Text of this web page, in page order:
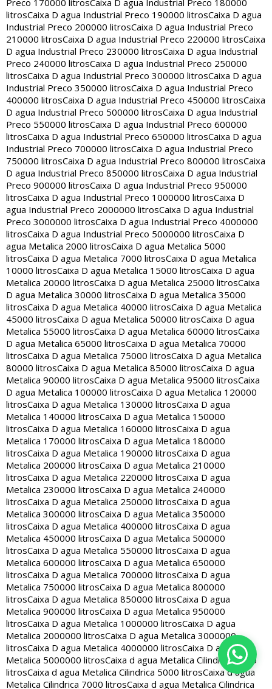
Preco 170000 litrosCaixa D agua Industrial Preco 180000
litrosCaixa D agua Industrial Preco 190000 litrosCaixa D agua
Industrial Preco 200000 litrosCaixa D agua Industrial Preco
210000 litrosCaixa D agua Industrial Preco 220000 litrosCaixa
D agua Industrial Preco 230000 litrosCaixa D agua Industrial
Preco 240000 litrosCaixa D agua Industrial Preco 250000
litrosCaixa D agua Industrial Preco 300000 litrosCaixa D agua
Industrial Preco 350000 litrosCaixa D agua Industrial Preco
400000 litrosCaixa D agua Industrial Preco 450000 litrosCaixa
D agua Industrial Preco 500000 litrosCaixa D agua Industrial
Preco 550000 litrosCaixa D agua Industrial Preco 600000
litrosCaixa D agua Industrial Preco 650000 litrosCaixa D agua
Industrial Preco 700000 litrosCaixa D agua Industrial Preco
750000 litrosCaixa D agua Industrial Preco 800000 litrosCaixa
D agua Industrial Preco 850000 litrosCaixa D agua Industrial
Preco 900000 litrosCaixa D agua Industrial Preco 950000
litrosCaixa D agua Industrial Preco 1000000 litrosCaixa D
agua Industrial Preco 2000000 litrosCaixa D agua Industrial
Preco 3000000 litrosCaixa D agua Industrial Preco 4000000
litrosCaixa D agua Industrial Preco 5000000 litrosCaixa D
agua Metalica 2000 litrosCaixa D agua Metalica 5000
litrosCaixa D agua Metalica 7000 litrosCaixa D agua Metalica
10000 litrosCaixa D agua Metalica 15000 litrosCaixa D agua
Metalica 20000 litrosCaixa D agua Metalica 25000 litrosCaixa
D agua Metalica 30000 litrosCaixa D agua Metalica 35000
litrosCaixa D agua Metalica 40000 litrosCaixa D agua Metalica
45000 litrosCaixa D agua Metalica 50000 litrosCaixa D agua
Metalica 55000 litrosCaixa D agua Metalica 60000 litrosCaixa
D agua Metalica 65000 litrosCaixa D agua Metalica 70000
litrosCaixa D agua Metalica 75000 litrosCaixa D agua Metalica
80000 litrosCaixa D agua Metalica 85000 litrosCaixa D agua
Metalica 90000 litrosCaixa D agua Metalica 95000 litrosCaixa
D agua Metalica 100000 litrosCaixa D agua Metalica 120000
litrosCaixa D agua Metalica 130000 litrosCaixa D agua
Metalica 140000 litrosCaixa D agua Metalica 150000
litrosCaixa D agua Metalica 160000 litrosCaixa D agua
Metalica 170000 litrosCaixa D agua Metalica 180000
litrosCaixa D agua Metalica 190000 litrosCaixa D agua
Metalica 200000 litrosCaixa D agua Metalica 210000
litrosCaixa D agua Metalica 220000 litrosCaixa D agua
Metalica 230000 litrosCaixa D agua Metalica 240000
litrosCaixa D agua Metalica 250000 litrosCaixa D agua
Metalica 300000 litrosCaixa D agua Metalica 350000
litrosCaixa D agua Metalica 400000 litrosCaixa D agua
Metalica 450000 litrosCaixa D agua Metalica 500000
litrosCaixa D agua Metalica 550000 litrosCaixa D agua
Metalica 600000 litrosCaixa D agua Metalica 650000
litrosCaixa D agua Metalica 700000 litrosCaixa D agua
Metalica 750000 litrosCaixa D agua Metalica 800000
litrosCaixa D agua Metalica 850000 litrosCaixa D agua
Metalica 900000 litrosCaixa D agua Metalica 950000
litrosCaixa D agua Metalica 1000000 litrosCaixa D agua
Metalica 2000000 litrosCaixa D agua Metalica 3000000
litrosCaixa D agua Metalica 4000000 litrosCaixa D agua
Metalica 5000000 litrosCaixa d agua Metalica Cilindrica 2000
litrosCaixa d agua Metalica Cilindrica 5000 litrosCaixa d agua
Metalica Cilindrica 7000 litrosCaixa d agua Metalica Cilindrica